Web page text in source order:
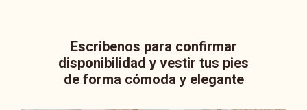
Escribenos para confirmar
disponibilidad y vestir tus pies
de forma cómoda y elegante